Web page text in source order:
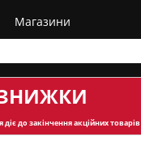
Магазини
діє до закінчення акційних товарів